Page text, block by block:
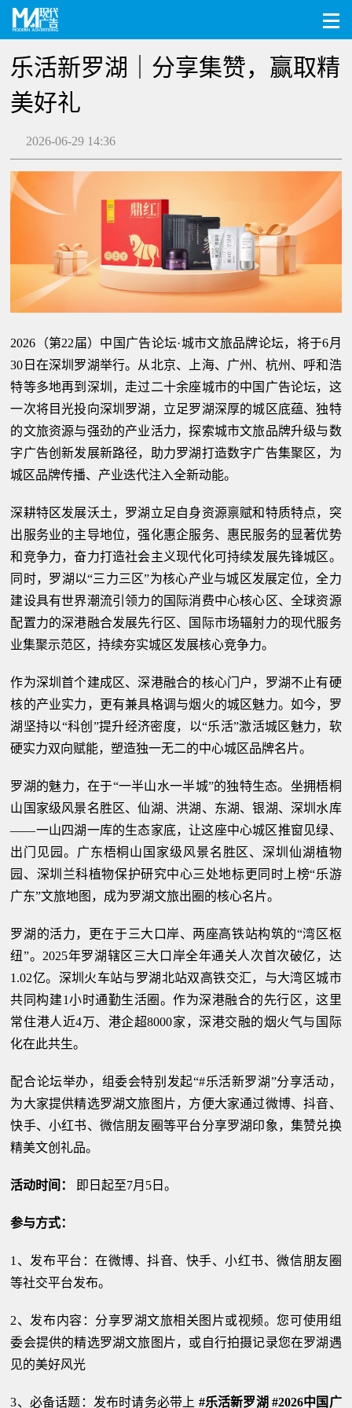
乐活新罗湖｜分享集赞，赢取精
美好礼
2026-06-29 14:36
2026（第22届）中国广告论坛·城市文旅品牌论坛，将于6月
30日在深圳罗湖举行。从北京、上海、广州、杭州、呼和浩
特等多地再到深圳，走过二十余座城市的中国广告论坛，这
一次将目光投向深圳罗湖，立足罗湖深厚的城区底蕴、独特
的文旅资源与强劲的产业活力，探索城市文旅品牌升级与数
字广告创新发展新路径，助力罗湖打造数字广告集聚区，为
城区品牌传播、产业迭代注入全新动能。
深耕特区发展沃土，罗湖立足自身资源禀赋和特质特点，突
出服务业的主导地位，强化惠企服务、惠民服务的显著优势
和竞争力，奋力打造社会主义现代化可持续发展先锋城区。
同时，罗湖以“三力三区”为核心产业与城区发展定位，全力
建设具有世界潮流引领力的国际消费中心核心区、全球资源
配置力的深港融合发展先行区、国际市场辐射力的现代服务
业集聚示范区，持续夯实城区发展核心竞争力。
作为深圳首个建成区、深港融合的核心门户，罗湖不止有硬
核的产业实力，更有兼具格调与烟火的城区魅力。如今，罗
湖坚持以“科创”提升经济密度，以“乐活”激活城区魅力，软
硬实力双向赋能，塑造独一无二的中心城区品牌名片。
罗湖的魅力，在于“一半山水一半城”的独特生态。坐拥梧桐
山国家级风景名胜区、仙湖、洪湖、东湖、银湖、深圳水库
——一山四湖一库的生态家底，让这座中心城区推窗见绿、
出门见园。广东梧桐山国家级风景名胜区、深圳仙湖植物
园、深圳兰科植物保护研究中心三处地标更同时上榜“乐游
广东”文旅地图，成为罗湖文旅出圈的核心名片。
罗湖的活力，更在于三大口岸、两座高铁站构筑的“湾区枢
纽”。2025年罗湖辖区三大口岸全年通关人次首次破亿，达
1.02亿。深圳火车站与罗湖北站双高铁交汇，与大湾区城市
共同构建1小时通勤生活圈。作为深港融合的先行区，这里
常住港人近4万、港企超8000家，深港交融的烟火气与国际
化在此共生。
配合论坛举办，组委会特别发起“#乐活新罗湖”分享活动，
为大家提供精选罗湖文旅图片，方便大家通过微博、抖音、
快手、小红书、微信朋友圈等平台分享罗湖印象，集赞兑换
精美文创礼品。
活动时间： 即日起至7月5日。
参与方式：
1、发布平台：在微博、抖音、快手、小红书、微信朋友圈
等社交平台发布。
2、发布内容：分享罗湖文旅相关图片或视频。您可使用组
委会提供的精选罗湖文旅图片，或自行拍摄记录您在罗湖遇
见的美好风光
3、必备话题：发布时请务必带上 #乐活新罗湖 #2026中国广